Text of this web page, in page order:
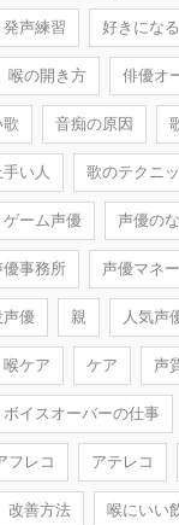
発声練習 好きにな
喉の開き方 俳優オ
音痴の原因
い人 歌のテクニ
ゲーム声優 声優の
優事務所 声優マネ
声優 親 人気声
喉ケア ケア 声
ボイスオーバーの仕事
フレコ アテレコ
改善方法 喉にいい